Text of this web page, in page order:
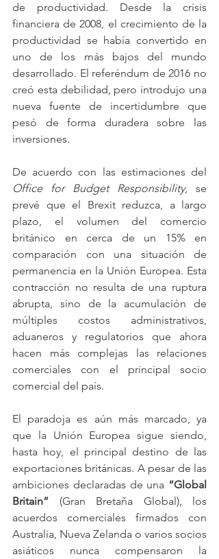
de productividad. Desde la crisis
financiera de 2008, el crecimiento de la
productividad se había convertido en
uno de los más bajos del mundo
desarrollado. El referéndum de 2016 no
creó esta debilidad, pero introdujo una
nueva fuente de incertidumbre que
pesó de forma duradera sobre las
inversiones.
Office for Budget Responsibility, se
prevé que el Brexit reduzca, a largo
plazo, el volumen del comercio
británico en cerca de un 15% en
comparación con una situación de
permanencia en la Unión Europea. Esta
contracción no resulta de una ruptura
abrupta, sino de la acumulación de
múltiples costos administrativos,
aduaneros y regulatorios que ahora
hacen más complejas las relaciones
comerciales con el principal socio
comercial del país.
El paradoja es aún más marcado, ya
que la Unión Europea sigue siendo,
hasta hoy, el principal destino de las
exportaciones británicas. A pesar de las
ambiciones declaradas de una “Global
Britain” (Gran Bretaña Global), los
acuerdos comerciales firmados con
Australia, Nueva Zelanda o varios socios
asiáticos nunca compensaron la